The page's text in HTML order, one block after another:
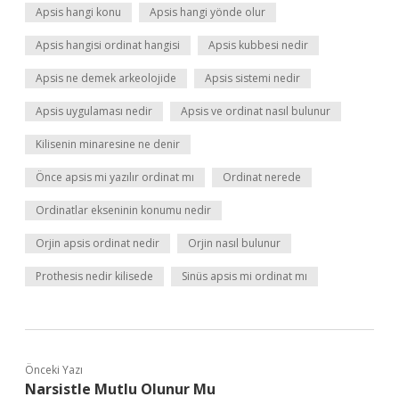
Apsis hangi konu Apsis hangi yönde olur
Apsis hangisi ordinat hangisi Apsis kubbesi nedir
Apsis ne demek arkeolojide Apsis sistemi nedir
Apsis uygulaması nedir Apsis ve ordinat nasıl bulunur
Kilisenin minaresine ne denir
Önce apsis mi yazılır ordinat mı Ordinat nerede
Ordinatlar ekseninin konumu nedir
Orjin apsis ordinat nedir Orjin nasıl bulunur
Prothesis nedir kilisede Sinüs apsis mi ordinat mı
Önceki Yazı
Narsistle Mutlu Olunur Mu